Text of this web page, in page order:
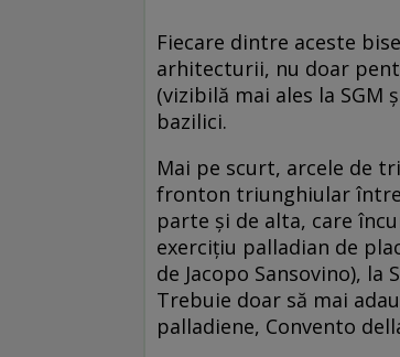
Fiecare dintre aceste
arhitecturii, nu doar
(vizibilă mai ales la
bazilici.
Mai pe scurt, arcele de
fronton triunghiular
parte şi de alta, care
exerciţiu palladian de
de Jacopo Sansovino), la
Trebuie doar să mai
palladiene, Convento